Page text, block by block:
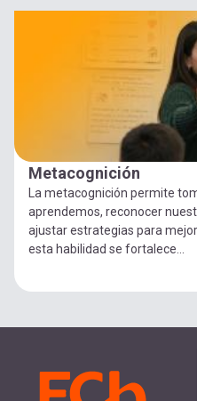
Metacognición
La metacognición permite
aprendemos, reconocer
ajustar estrategias para
esta habilidad se fortalece...